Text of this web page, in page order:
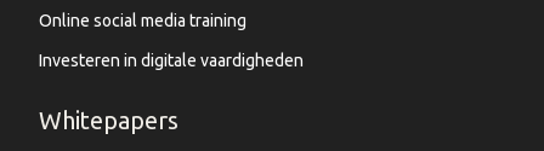
Online social media training
Investeren in digitale vaardigheden
Whitepapers